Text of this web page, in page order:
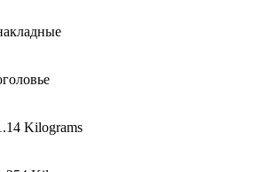
Kilograms